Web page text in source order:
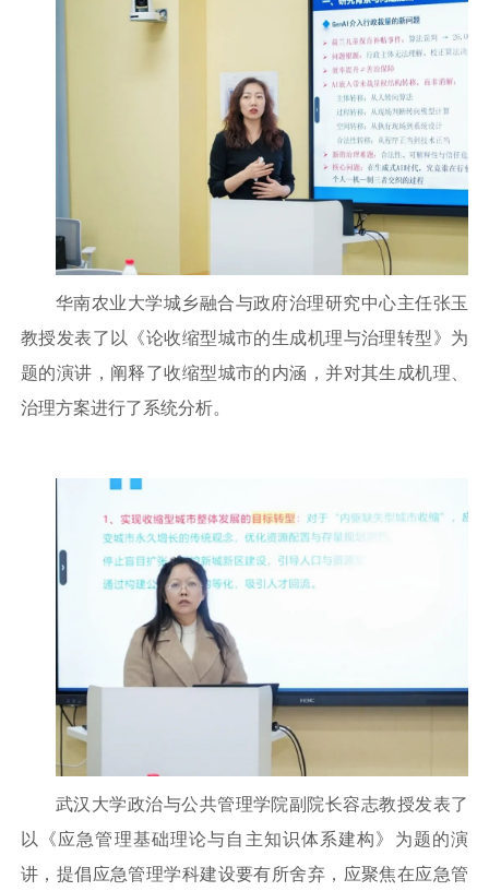
华南农业大学城乡融合与政府治理研究中心主任张玉
教授发表了以《论收缩型城市的生成机理与治理转型》为
题的演讲，阐释了收缩型城市的内涵，并对其生成机理、
治理方案进行了系统分析。
武汉大学政治与公共管理学院副院长容志教授发表了
以《应急管理基础理论与自主知识体系建构》为题的演
讲，提倡应急管理学科建设要有所舍弃，应聚焦在应急管